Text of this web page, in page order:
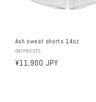
Ash sweat shorts 14oz
ผู้
ขาย:
DRIPROOTS
ราคา
¥11,900 JPY